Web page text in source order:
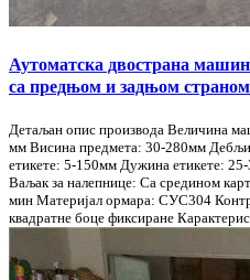
Аутоматска двострана
са предњом и задњом страном
Детаљан опис производа Величина
мм Висина предмета: 30-280мм
етикете: 5-150мм Дужина етикете:
Ваљак за налепнице: Са средином
мин Материјал ормара: СУС304
квадратне боце фиксиране